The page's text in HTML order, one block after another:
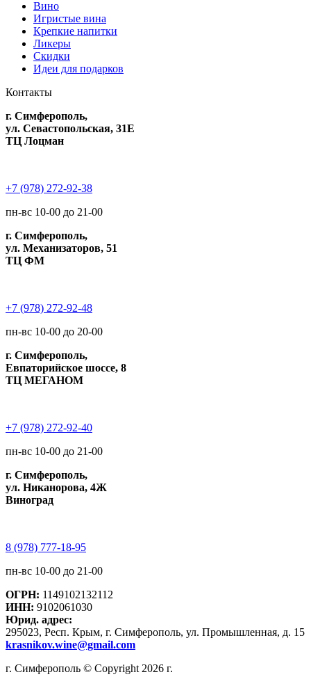
Вино
Игристые вина
Крепкие напитки
Ликеры
Скидки
Идеи для подарков
Контакты
г. Симферополь,
ул. Севастопольская, 31Е
ТЦ Лоцман
+7 (978) 272-92-38
пн-вс 10-00 до 21-00
г. Симферополь,
ул. Механизаторов, 51
ТЦ ФМ
+7 (978) 272-92-48
пн-вс 10-00 до 20-00
г. Симферополь,
Евпаторийское шоссе, 8
ТЦ МЕГАНОМ
+7 (978) 272-92-40
пн-вс 10-00 до 21-00
г. Симферополь,
ул. Никанорова, 4Ж
Виноград
8 (978) 777-18-95
пн-вс 10-00 до 21-00
ОГРН: 1149102132112
ИНН: 9102061030
Юрид. адрес:
295023, Респ. Крым, г. Симферополь, ул. Промышленная, д. 15
krasnikov.wine@gmail.com
г. Симферополь © Copyright 2026 г.